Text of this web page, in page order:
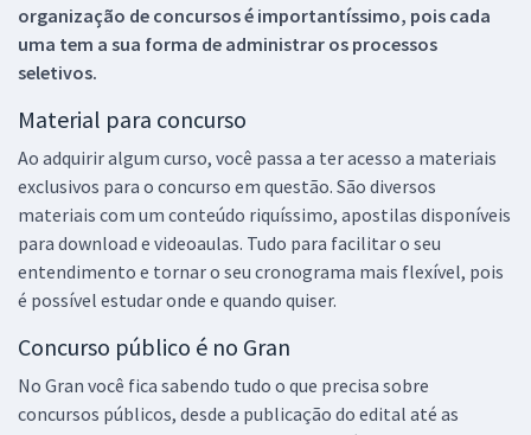
organização de concursos é importantíssimo, pois cada
uma tem a sua forma de administrar os processos
seletivos.
Material para concurso
Ao adquirir algum curso, você passa a ter acesso a materiais
exclusivos para o concurso em questão. São diversos
materiais com um conteúdo riquíssimo, apostilas disponíveis
para download e videoaulas. Tudo para facilitar o seu
entendimento e tornar o seu cronograma mais flexível, pois
é possível estudar onde e quando quiser.
Concurso público é no Gran
No Gran você fica sabendo tudo o que precisa sobre
concursos públicos, desde a publicação do edital até as